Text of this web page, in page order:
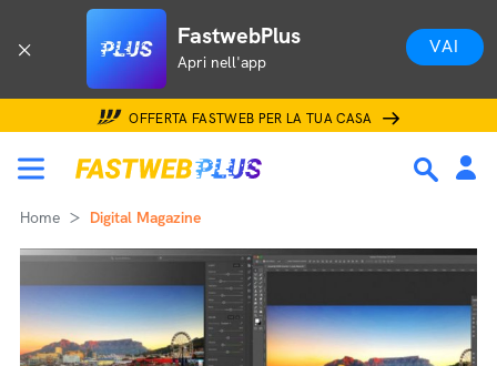
FastwebPlus
Apri nell'app
VAI
OFFERTA FASTWEB PER LA TUA CASA
Home Digital Magazine